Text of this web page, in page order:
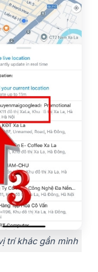
trí khác gần mình